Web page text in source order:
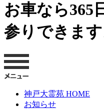
お車なら365
参りできます
神戸大霊苑 HOME
お知らせ